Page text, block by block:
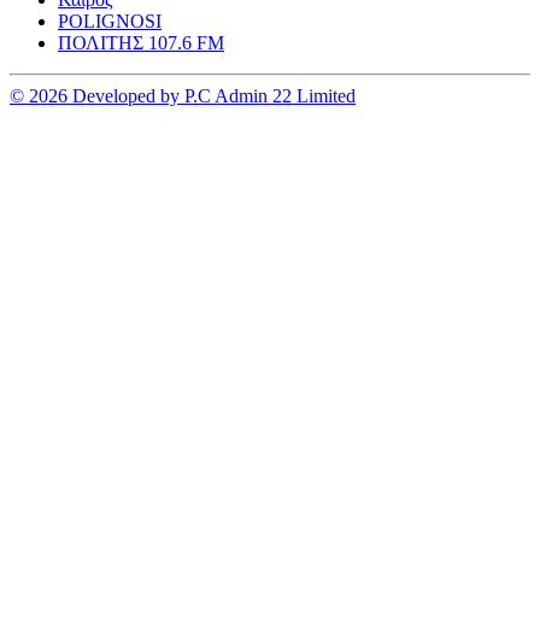
POLIGNOSI
ΠΟΛΙΤΗΣ 107.6 FM
© 2026 Developed by P.C Admin 22 Limited